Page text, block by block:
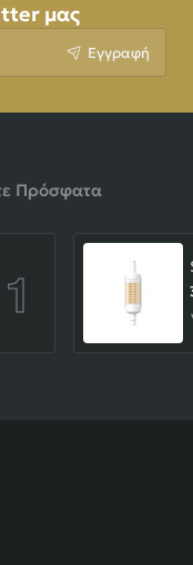
μας
Εγγραφή
Πρόσφατα